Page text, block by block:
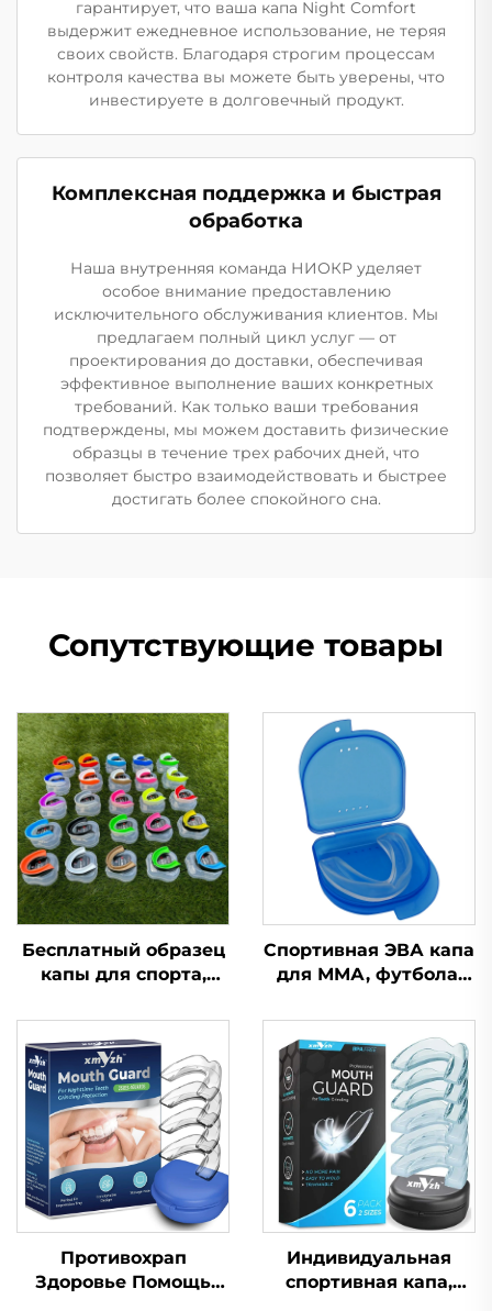
гарантирует, что ваша капа Night Comfort
выдержит ежедневное использование, не теряя
своих свойств. Благодаря строгим процессам
контроля качества вы можете быть уверены, что
инвестируете в долговечный продукт.
Комплексная поддержка и быстрая
обработка
Наша внутренняя команда НИОКР уделяет
особое внимание предоставлению
исключительного обслуживания клиентов. Мы
предлагаем полный цикл услуг — от
проектирования до доставки, обеспечивая
эффективное выполнение ваших конкретных
требований. Как только ваши требования
подтверждены, мы можем доставить физические
образцы в течение трех рабочих дней, что
позволяет быстро взаимодействовать и быстрее
достигать более спокойного сна.
Сопутствующие товары
Бесплатный образец
капы для спорта,
детская насадка,
защита для зубов,
двухцветная ЭВА
капа для брекетов,
для ММА, бокса
Спортивная ЭВА капа
для ММА, футбола,
защита для зубов,
зубная капа
Противохрап
Здоровье Помощь
Индивидуальная
спортивная капа,